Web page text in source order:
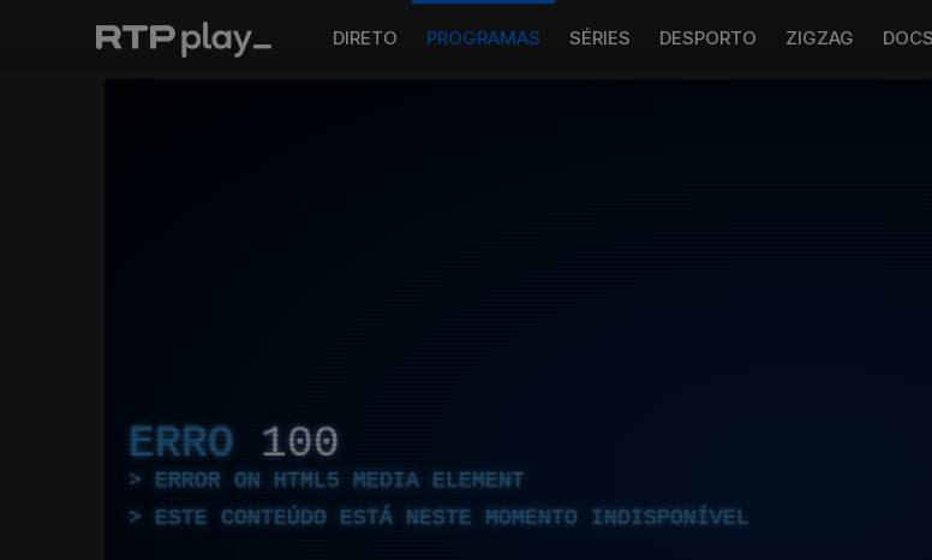
DIRETO PROGRAMAS SÉRIES DESPORTO ZIGZAG DOCS
ERRO 100
ERROR ON HTML5 MEDIA ELEMENT
ESTE CONTEÚDO ESTÁ NESTE MOMENTO INDISPONÍVEL